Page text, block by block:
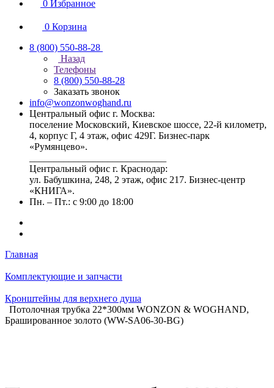
0 Избранное
0 Корзина
8 (800) 550-88-28
Назад
Телефоны
8 (800) 550-88-28
Заказать звонок
info@wonzonwoghand.ru
Центральный офис г. Москва:
поселение Московский, Киевское шоссе, 22-й километр,
4, корпус Г, 4 этаж, офис 429Г. Бизнес-парк
«Румянцево».
Центральный офис г. Краснодар:
ул. Бабушкина, 248, 2 этаж, офис 217. Бизнес-центр
«КНИГА».
Пн. – Пт.: с 9:00 до 18:00
Главная
Комплектующие и запчасти
Кронштейны для верхнего душа
Потолочная трубка 22*300мм WONZON & WOGHAND,
Брашированное золото (WW-SA06-30-BG)